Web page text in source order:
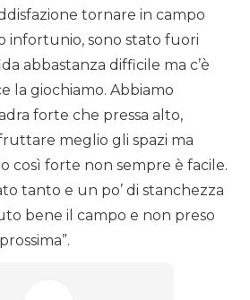
tornare in campo
sono stato fuori
abbastanza difficile ma c’è
la giochiamo. Abbiamo
forte che pressa alto,
meglio gli spazi ma
così forte non sempre è facile.
tanto e un po’ di stanchezza
bene il campo e non preso